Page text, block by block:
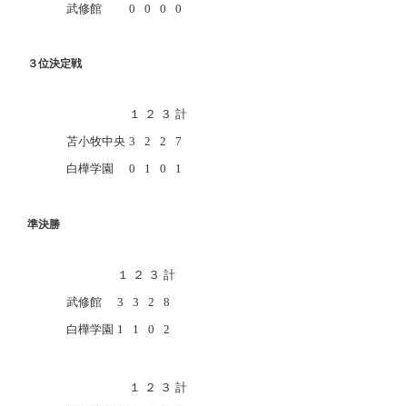
武修館
0 0 0 0
３位決定戦
１ ２ ３ 計
苫小牧中央 3 2 2
7
白樺学園
0 1 0 1
準決勝
１ ２ ３ 計
武修館
3 3 2
8
白樺学園 1 1 0 2
１ ２ ３ 計